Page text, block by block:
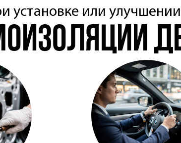
установке или